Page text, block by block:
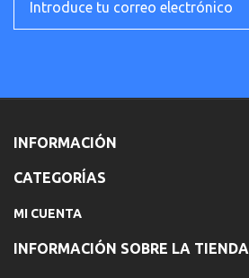
INFORMACIÓN
CATEGORÍAS
MI CUENTA
INFORMACIÓN SOBRE LA TIENDA